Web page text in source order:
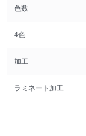
色数
4色
加工
ラミネート加工